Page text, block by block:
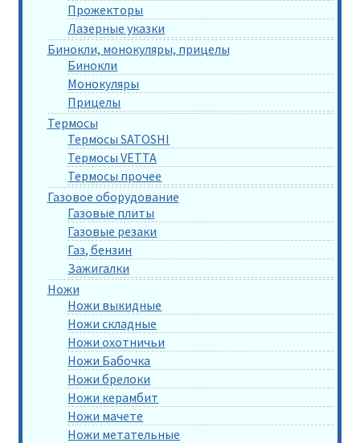
Прожекторы
Лазерные указки
Бинокли, монокуляры, прицелы
Бинокли
Монокуляры
Прицелы
Термосы
Термосы SATOSHI
Термосы VETTA
Термосы прочее
Газовое оборудование
Газовые плиты
Газовые резаки
Газ, бензин
Зажигалки
Ножи
Ножи выкидные
Ножи складные
Ножи охотничьи
Ножи Бабочка
Ножи брелоки
Ножи керамбит
Ножи мачете
Ножи метательные